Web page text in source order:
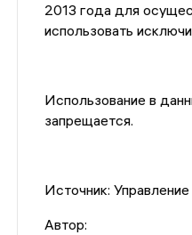
2013 года для
использовать
Использование в
запрещается.
Источник:
Автор: